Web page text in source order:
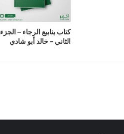
كتاب ينابيع الرجاء – الجزء
الثاني – خالد أبو شادي